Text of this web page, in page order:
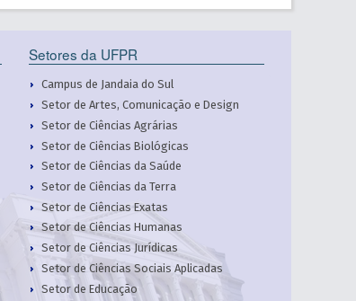
Setores da UFPR
Campus de Jandaia do Sul
Setor de Artes, Comunicação e Design
Setor de Ciências Agrárias
Setor de Ciências Biológicas
Setor de Ciências da Saúde
Setor de Ciências da Terra
Setor de Ciências Exatas
Setor de Ciências Humanas
Setor de Ciências Jurídicas
Setor de Ciências Sociais Aplicadas
Setor de Educação